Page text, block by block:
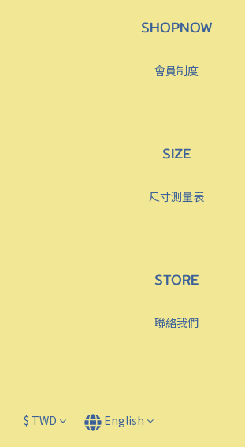
SHOPNOW
會員制度
SIZE
尺寸測量表
STORE
聯絡我們
$ TWD English